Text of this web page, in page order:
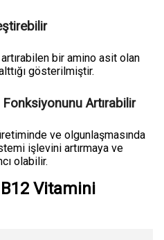
bir amino asit olan
gösterilmiştir.
Fonksiyonunu Artırabilir
ve olgunlaşmasında
işlevini artırmaya ve
olabilir.
B12 Vitamini